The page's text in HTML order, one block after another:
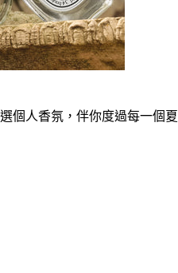
個人香氛，伴你度過每一個夏